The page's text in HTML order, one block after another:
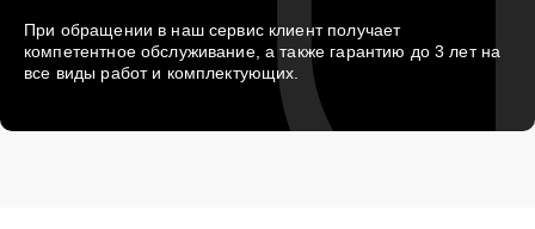
При обращении в наш сервис клиент получает
компетентное обслуживание, а также гарантию до 3 лет на
все виды работ и комплектующих.